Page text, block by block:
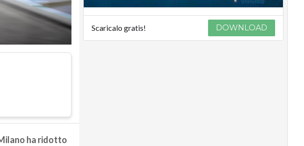
ha ridotto
Scaricalo gratis! DOWNLOAD